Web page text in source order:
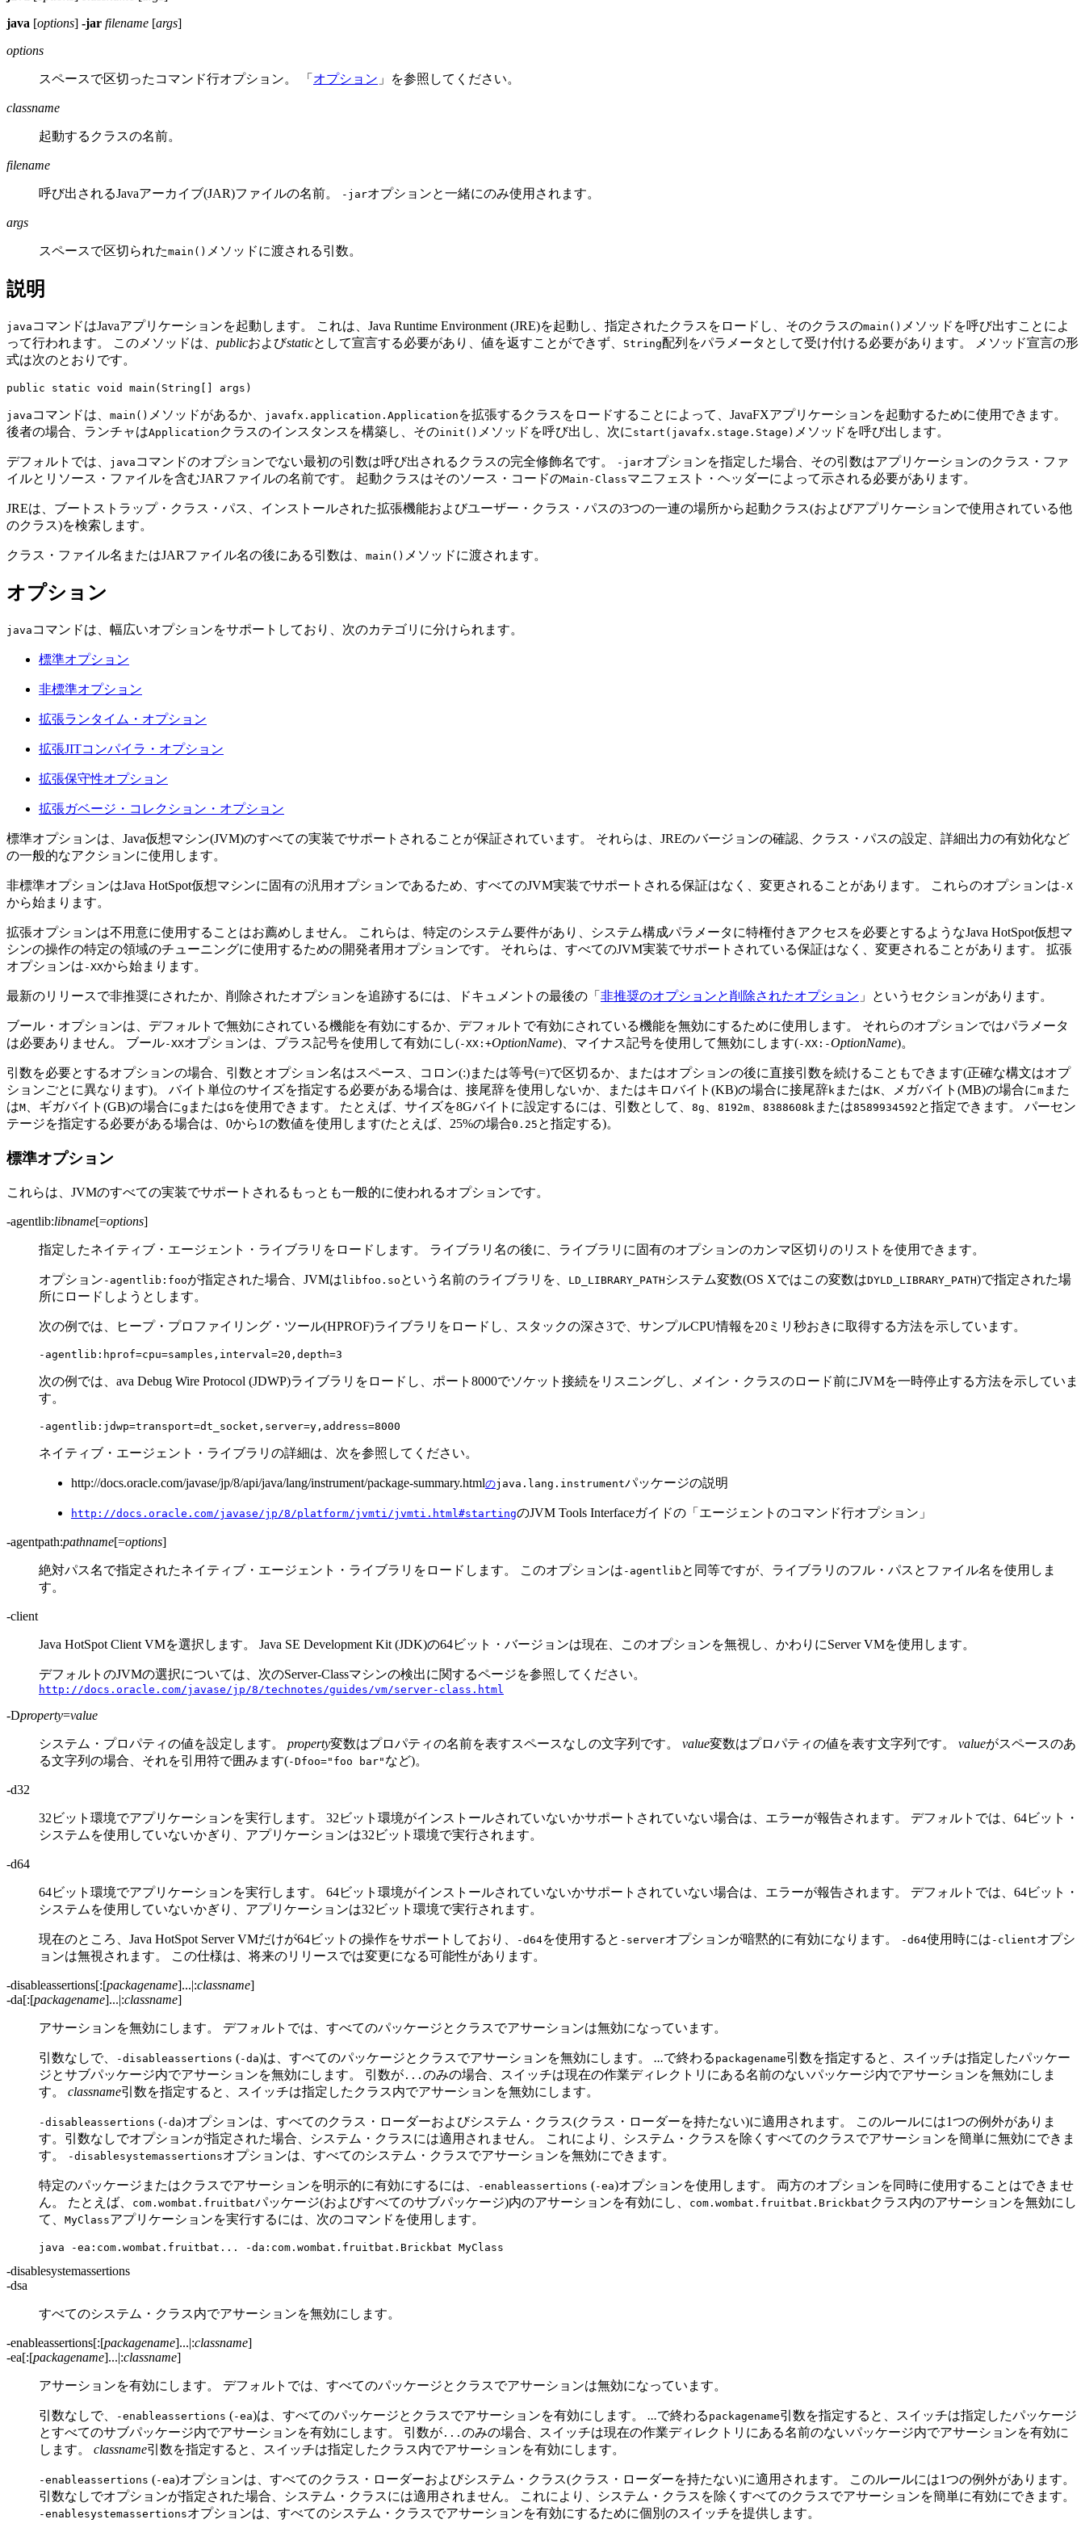
java [options] -jar filename [args]
options
スペースで区切ったコマンド行オプション。 「 オプション 」を参照してください。
classname
起動するクラスの名前。
filename
呼び出されるJavaアーカイブ(JAR)ファイルの名前。 -jarオプションと一緒にのみ使用されます。
args
スペースで区切られたmain() メソッドに渡される引数。
説明
java コマンドはJavaアプリケーションを起動します。 これは、Java Runtime Environment (JRE)を起動し、指定されたクラスをロードし、そのクラスのmain() メソッドを呼び出すことによ
って行われます。
このメソッドは、 publicおよびstaticとして宣言する必要があり、値を返すことができず、 String配列をパラメータとして受け付ける必要があります。
メソッド宣言の形
式は次のとおりです。
java コマンドは、 main() メソッドがあるか、 javafx.application.Application を拡張するクラスをロードすることによって、JavaFXアプリケーションを起動するために使用できます。
後者の場合、ランチャはApplication クラスのインスタンスを構築し、そのinit() メソッドを呼び出し、次に start(javafx.stage.Stage) メソッドを呼び出します。
デフォルトでは、 java コマンドのオプションでない最初の引数は呼び出されるクラスの完全修飾名です。 -jarオプションを指定した場合、その引数はアプリケーションのクラス・ファ
イルとリソース・ファイルを含むJARファイルの名前です。
起動クラスはそのソース・コードのMain-Classマニフェスト・ヘッダーによって示される必要があります。
JREは、ブートストラップ・クラス・パス、インストールされた拡張機能およびユーザー・クラス・パスの3つの一連の場所から起動クラス(およびアプリケーションで使用されている他
のクラス)を検索します。
クラス・ファイル名またはJARファイル名の後にある引数は、 main() メソッドに渡されます。
オプション
java コマンドは、幅広いオプションをサポートしており、次のカテゴリに分けられます。
標準オプション
非標準オプション
拡張ランタイム・オプション
拡張JITコンパイラ・オプション
拡張保守性オプション
拡張ガベージ・コレクション・オプション
標準オプションは、Java仮想マシン(JVM)のすべての実装でサポートされることが保証されています。
それらは、JREのバージョンの確認、クラス・パスの設定、詳細出力の有効化など
の一般的なアクションに使用します。
非標準オプションはJava HotSpot仮想マシンに固有の汎用オプションであるため、すべてのJVM実装でサポートされる保証はなく、変更されることがあります。 これらのオプションは -X
から始まります。
拡張オプションは不用意に使用することはお薦めしません。
これらは、特定のシステム要件があり、システム構成パラメータに特権付きアクセスを必要とするようなJava HotSpot仮想マ
シンの操作の特定の領域のチューニングに使用するための開発者用オプションです。
それらは、すべてのJVM実装でサポートされている保証はなく、変更されることがあります。
拡張
オプションは -XXから始まります。
最新のリリースで非推奨にされたか、削除されたオプションを追跡するには、ドキュメントの最後の「 非推奨のオプションと削除されたオプション 」というセクションがあります。
ブール・オプションは、デフォルトで無効にされている機能を有効にするか、デフォルトで有効にされている機能を無効にするために使用します。
それらのオプションではパラメータ
は必要ありません。
ブール-XXオプションは、プラス記号を使用して有効にし(-XX:+OptionName)、マイナス記号を使用して無効にします(-XX:-OptionName)。
引数を必要とするオプションの場合、引数とオプション名はスペース、コロン(:)または等号(=)で区切るか、またはオプションの後に直接引数を続けることもできます(正確な構文はオプ
ションごとに異なります)。
バイト単位のサイズを指定する必要がある場合は、接尾辞を使用しないか、またはキロバイト(KB)の場合に接尾辞k またはK 、メガバイト(MB)の場合にm また
はM 、ギガバイト(GB)の場合にg またはG を使用できます。 たとえば、サイズを8Gバイトに設定するには、引数として、 8g 8192m 8388608k または8589934592 と指定できます。
パーセン
テージを指定する必要がある場合は、0から1の数値を使用します(たとえば、25%の場合0.25 と指定する)。
標準オプション
これらは、JVMのすべての実装でサポートされるもっとも一般的に使われるオプションです。
-agentlib:libname[=options]
指定したネイティブ・エージェント・ライブラリをロードします。 ライブラリ名の後に、ライブラリに固有のオプションのカンマ区切りのリストを使用できます。
オプション -agentlib:fooが指定された場合、JVMは libfoo.so という名前のライブラリを、 LD_LIBRARY_PATH システム変数(OS Xではこの変数はDYLD_LIBRARY_PATH)で指定された場
所にロードしようとします。
次の例では、ヒープ・プロファイリング・ツール(HPROF)ライブラリをロードし、スタックの深さ3で、サンプルCPU情報を20ミリ秒おきに取得する方法を示しています。
次の例では、ava Debug Wire Protocol (JDWP)ライブラリをロードし、ポート8000でソケット接続をリスニングし、メイン・クラスのロード前にJVMを一時停止する方法を示していま
す。
ネイティブ・エージェント・ライブラリの詳細は、次を参照してください。
http://docs.oracle.com/javase/jp/8/api/java/lang/instrument/package-summary.htmlのjava.lang.instrumentパッケージの説明
http://docs.oracle.com/javase/jp/8/platform/jvmti/jvmti.html#startingのJVM Tools Interfaceガイドの「エージェントのコマンド行オプション」
-agentpath:pathname[=options]
絶対パス名で指定されたネイティブ・エージェント・ライブラリをロードします。 このオプションは -agentlib と同等ですが、ライブラリのフル・パスとファイル名を使用しま
す。
-client
Java HotSpot Client VMを選択します。 Java SE Development Kit (JDK)の64ビット・バージョンは現在、このオプションを無視し、かわりにServer VMを使用します。
デフォルトのJVMの選択については、次のServer-Classマシンの検出に関するページを参照してください。
http://docs.oracle.com/javase/jp/8/technotes/guides/vm/server-class.html
-Dproperty=value
システム・プロパティの値を設定します。 property変数はプロパティの名前を表すスペースなしの文字列です。 value変数はプロパティの値を表す文字列です。 valueがスペースのあ
る文字列の場合、それを引用符で囲みます(-Dfoo="foo bar" など)。
-d32
32ビット環境でアプリケーションを実行します。 32ビット環境がインストールされていないかサポートされていない場合は、エラーが報告されます。
デフォルトでは、64ビット・
システムを使用していないかぎり、アプリケーションは32ビット環境で実行されます。
-d64
64ビット環境でアプリケーションを実行します。 64ビット環境がインストールされていないかサポートされていない場合は、エラーが報告されます。
デフォルトでは、64ビット・
システムを使用していないかぎり、アプリケーションは32ビット環境で実行されます。
現在のところ、Java HotSpot Server VMだけが64ビットの操作をサポートしており、 -d64を使用すると -serverオプションが暗黙的に有効になります。 -d64使用時には -clientオプシ
ョンは無視されます。
この仕様は、将来のリリースでは変更になる可能性があります。
-disableassertions[:[packagename]...|:classname]
-da[:[packagename]...|:classname]
アサーションを無効にします。 デフォルトでは、すべてのパッケージとクラスでアサーションは無効になっています。
引数なしで、 -disableassertions (-da)は、すべてのパッケージとクラスでアサーションを無効にします。 ...で終わる packagename引数を指定すると、スイッチは指定したパッケー
ジとサブパッケージ内でアサーションを無効にします。
引数が ... のみの場合、スイッチは現在の作業ディレクトリにある名前のないパッケージ内でアサーションを無効にしま
す。
classname引数を指定すると、スイッチは指定したクラス内でアサーションを無効にします。
-disableassertions (-da)オプションは、すべてのクラス・ローダーおよびシステム・クラス(クラス・ローダーを持たない)に適用されます。
このルールには1つの例外がありま
す。引数なしでオプションが指定された場合、システム・クラスには適用されません。
これにより、システム・クラスを除くすべてのクラスでアサーションを簡単に無効にできま
す。
-disablesystemassertionsオプションは、すべてのシステム・クラスでアサーションを無効にできます。
特定のパッケージまたはクラスでアサーションを明示的に有効にするには、 -enableassertions (-ea)オプションを使用します。
両方のオプションを同時に使用することはできませ
ん。
たとえば、 com.wombat.fruitbatパッケージ(およびすべてのサブパッケージ)内のアサーションを有効にし、 com.wombat.fruitbat.Brickbat クラス内のアサーションを無効にし
て、 MyClassアプリケーションを実行するには、次のコマンドを使用します。
-disablesystemassertions
-dsa
すべてのシステム・クラス内でアサーションを無効にします。
-enableassertions[:[packagename]...|:classname]
-ea[:[packagename]...|:classname]
アサーションを有効にします。 デフォルトでは、すべてのパッケージとクラスでアサーションは無効になっています。
引数なしで、 -enableassertions (-ea)は、すべてのパッケージとクラスでアサーションを有効にします。 ...で終わる packagename引数を指定すると、スイッチは指定したパッケージ
とすべてのサブパッケージ内でアサーションを有効にします。
引数が ... のみの場合、スイッチは現在の作業ディレクトリにある名前のないパッケージ内でアサーションを有効に
します。
classname引数を指定すると、スイッチは指定したクラス内でアサーションを有効にします。
-enableassertions (-ea)オプションは、すべてのクラス・ローダーおよびシステム・クラス(クラス・ローダーを持たない)に適用されます。
このルールには1つの例外があります。
引数なしでオプションが指定された場合、システム・クラスには適用されません。
これにより、システム・クラスを除くすべてのクラスでアサーションを簡単に有効にできます。
-enablesystemassertionsオプションは、すべてのシステム・クラスでアサーションを有効にするために個別のスイッチを提供します。